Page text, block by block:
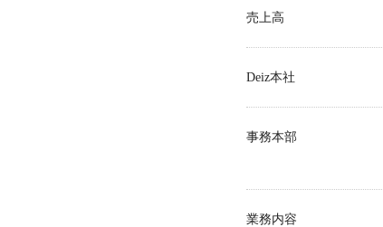
売上高
Deiz本社
事務本部
業務内容